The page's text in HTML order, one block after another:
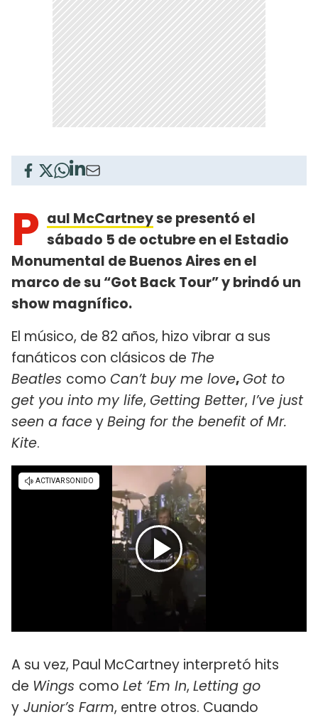
P aul McCartneyse presentó el
sábado 5 de octubre en el Estadio
Monumental de Buenos Aires en el
marco de su “Got Back Tour” y brindó un
show magnífico.
El músico, de 82 años, hizo vibrar a sus
fanáticos con clásicos de The
Beatles como Can’t buy me love, Got to
get you into my life, Getting Better, I’ve just
seen a faceyBeing for the benefit of Mr.
Kite.
A su vez, Paul McCartney interpretó hits
de Wings como Let ‘Em In, Letting go
y Junior’s Farm, entre otros. Cuando